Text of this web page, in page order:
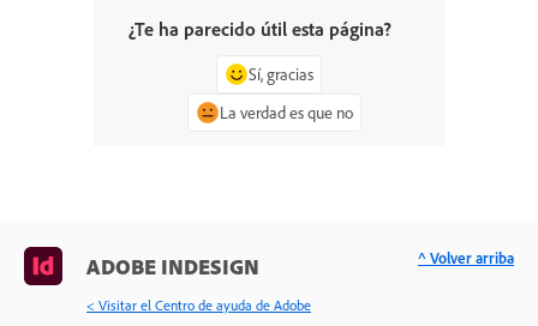
¿Te ha parecido útil esta página?
Sí, gracias
La verdad es que no
ADOBE INDESIGN
< Visitar el Centro de ayuda de Adobe
^ Volver arriba